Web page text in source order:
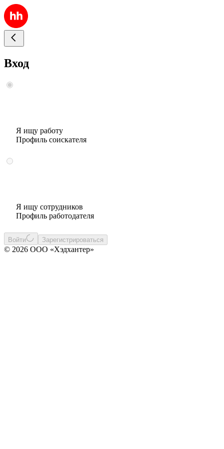
Вход
Я ищу работу
Профиль соискателя
Я ищу сотрудников
Профиль работодателя
Войти Зарегистрироваться
© 2026 ООО «Хэдхантер»